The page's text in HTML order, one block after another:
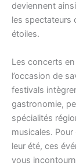
deviennent
les spectateurs
étoiles.
Les concerts
l’occasion de
festivals
gastronomie,
spécialités
musicales.
leur été, ces
vous